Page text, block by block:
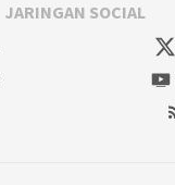
JARINGAN SOCIAL